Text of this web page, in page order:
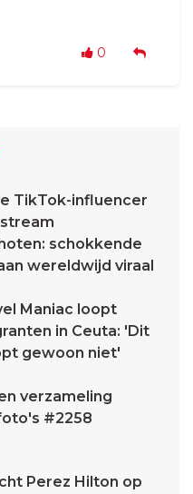
0
TikTok-influencer
schokkende
wereldwijd viraal
Maniac loopt
in Ceuta: 'Dit
gewoon niet'
verzameling
#2258
Perez Hilton op